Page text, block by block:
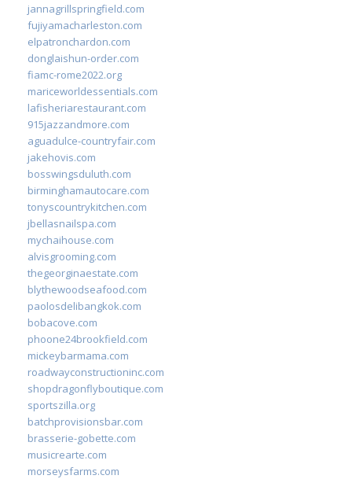
jannagrillspringfield.com
fujiyamacharleston.com
elpatronchardon.com
donglaishun-order.com
fiamc-rome2022.org
mariceworldessentials.com
lafisheriarestaurant.com
915jazzandmore.com
aguadulce-countryfair.com
jakehovis.com
bosswingsduluth.com
birminghamautocare.com
tonyscountrykitchen.com
jbellasnailspa.com
mychaihouse.com
alvisgrooming.com
thegeorginaestate.com
blythewoodseafood.com
paolosdelibangkok.com
bobacove.com
phoone24brookfield.com
mickeybarmama.com
roadwayconstructioninc.com
shopdragonflyboutique.com
sportszilla.org
batchprovisionsbar.com
brasserie-gobette.com
musicrearte.com
morseysfarms.com